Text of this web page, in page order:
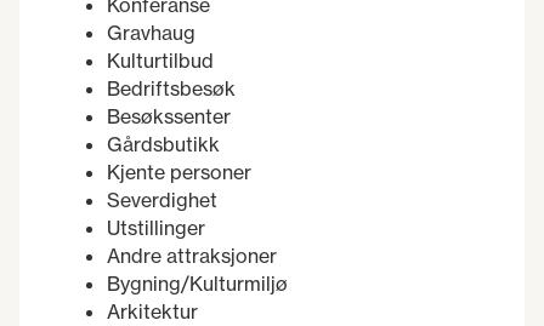
Konferanse
Gravhaug
Kulturtilbud
Bedriftsbesøk
Besøkssenter
Gårdsbutikk
Kjente personer
Severdighet
Utstillinger
Andre attraksjoner
Bygning/Kulturmiljø
Arkitektur